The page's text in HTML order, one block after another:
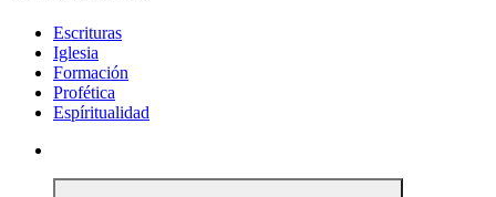
Escrituras
Iglesia
Formación
Profética
Espíritualidad